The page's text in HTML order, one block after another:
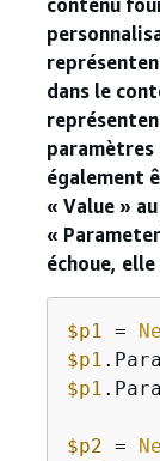
dans le
paramètres
également
« Value »
«
échoue,
$p1 =
$p1
$p1
$p2 =